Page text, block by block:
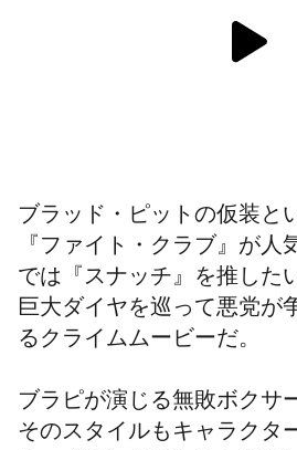
ブラッド・ピットの仮装と
『ファイト・クラブ』が人
では『スナッチ』を推した
巨大ダイヤを巡って悪党が
るクライムムービーだ。
ブラピが演じる無敗ボクサ
そのスタイルもキャラクタ